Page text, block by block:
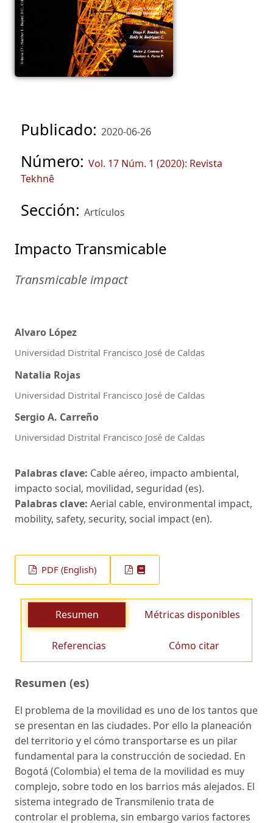
Publicado: 2020-06-26
Número: Vol. 17 Núm. 1 (2020): Revista
Tekhnê
Sección: Artículos
Impacto Transmicable
Transmicable impact
Alvaro López
Universidad Distrital Francisco José de Caldas
Natalia Rojas
Universidad Distrital Francisco José de Caldas
Sergio A. Carreño
Universidad Distrital Francisco José de Caldas
Palabras clave: Cable aéreo, impacto ambiental,
impacto social, movilidad, seguridad (es).
Palabras clave: Aerial cable, environmental impact,
mobility, safety, security, social impact (en).
PDF (English)
Resumen Métricas disponibles
Referencias Cómo citar
Resumen (es)
El problema de la movilidad es uno de los tantos que
se presentan en las ciudades. Por ello la planeación
del territorio y el cómo transportarse es un pilar
fundamental para la construcción de sociedad. En
Bogotá (Colombia) el tema de la movilidad es muy
complejo, sobre todo en los barrios más alejados. El
sistema integrado de Transmilenio trata de
controlar el problema, sin embargo varios factores